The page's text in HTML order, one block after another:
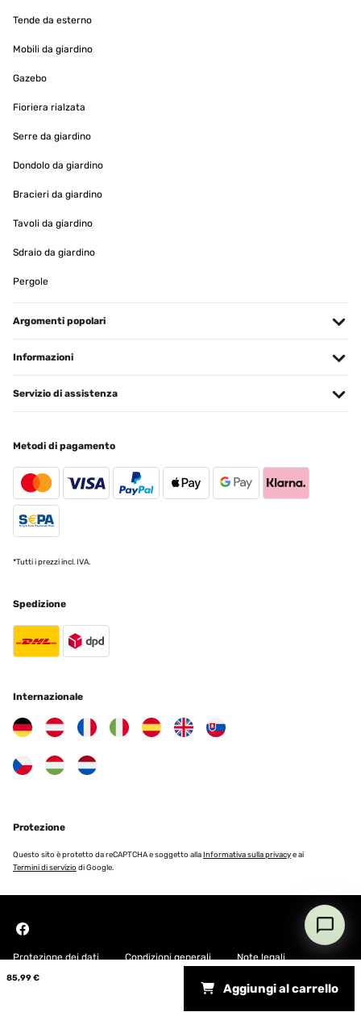
85,99 €
Aggiungi al carrello
Tende da esterno
Mobili da giardino
Gazebo
Fioriera rialzata
Serre da giardino
Dondolo da giardino
Bracieri da giardino
Tavoli da giardino
Sdraio da giardino
Pergole
Argomenti popolari
Informazioni
Servizio di assistenza
Metodi di pagamento
*Tutti i prezzi incl. IVA.
Spedizione
Internazionale
Protezione
Questo sito è protetto da reCAPTCHA e soggetto allaInformativa sulla privacye ai
Termini di servizio di Google.
Protezione dei dati Condizioni generali Note legali
Copyright © 2026 Blumfeldt. All rights reserved